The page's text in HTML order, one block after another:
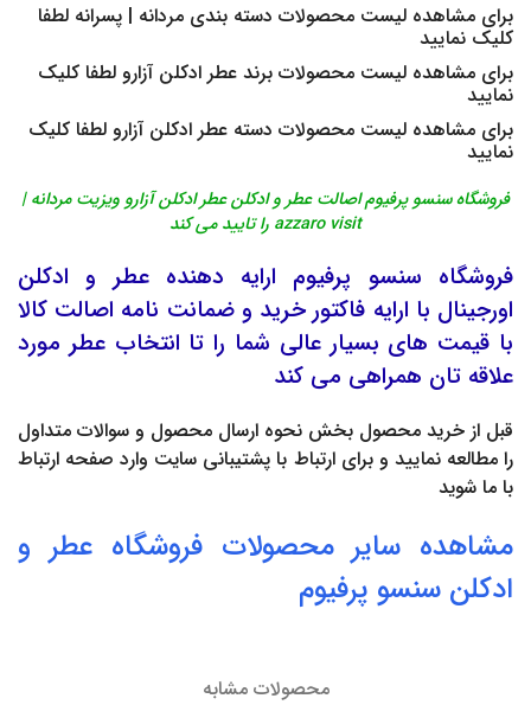
برای مشاهده لیست محصولات دسته بندی مردانه | پسرانه لطفا
کلیک نمایید
برای مشاهده لیست محصولات برند عطر ادکلن آزارو لطفا کلیک
نمایید
برای مشاهده لیست محصولات دسته عطر ادکلن آزارو لطفا کلیک
نمایید
فروشگاه سنسو پرفیوم اصالت عطر و ادکلن عطر ادکلن آزارو ویزیت مردانه |
azzaro visit را تایید می کند
فروشگاه سنسو پرفیوم ارایه دهندهعطرو ادکلن
اورجینال با ارایه فاکتور خرید و ضمانت نامه اصالت کالا
با قیمت های بسیار عالی شما را تا انتخاب عطر مورد
علاقه تان همراهی می کند
قبل از خرید محصول بخش نحوه ارسال محصول و سوالات متداول
را مطالعه نمایید و برای ارتباط با پشتیبانی سایت وارد صفحه ارتباط
با ما شوید
مشاهده سایر محصولات فروشگاه عطرو
ادکلن سنسو پرفیوم
محصولات مشابه